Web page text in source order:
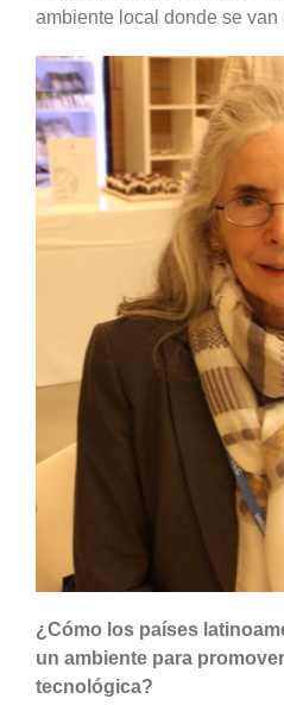
ambiente local donde se van
¿Cómo los países
un ambiente para
tecnológica?